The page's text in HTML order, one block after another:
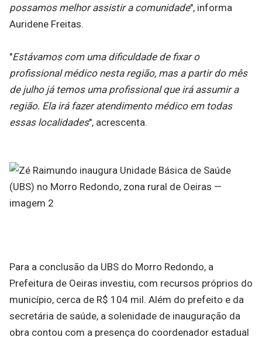
possamos melhor assistir a comunidade", informa
Auridene Freitas.
"Estávamos com uma dificuldade de fixar o
profissional médico nesta região, mas a partir do mês
de julho já temos uma profissional que irá assumir a
região. Ela irá fazer atendimento médico em todas
essas localidades", acrescenta.
Para a conclusão da UBS do Morro Redondo, a
Prefeitura de Oeiras investiu, com recursos próprios do
município, cerca de R$ 104 mil. Além do prefeito e da
secretária de saúde, a solenidade de inauguração da
obra contou com a presença do coordenador estadual